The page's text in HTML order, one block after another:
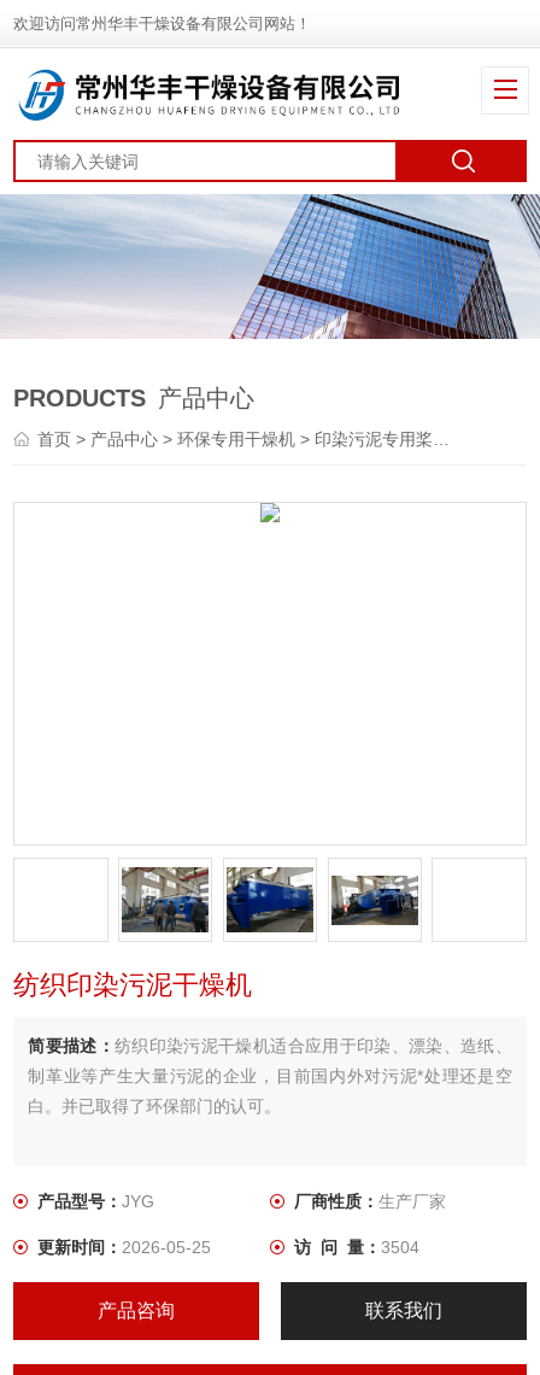
欢迎访问常州华丰干燥设备有限公司网站！
PRODUCTS 产品中心
首页> 产品中心 >环保专用干燥机 > 印染污泥专用桨叶干燥机
纺织印染污泥干燥机
简要描述： 纺织印染污泥干燥机适合应用于印染、漂染、造纸、
制革业等产生大量污泥的企业，目前国内外对污泥*处理还是空
白。并已取得了环保部门的认可。
产品型号：JYG 厂商性质： 生产厂家
更新时间：2026-05-25 访 问 量： 3504
产品咨询 联系我们